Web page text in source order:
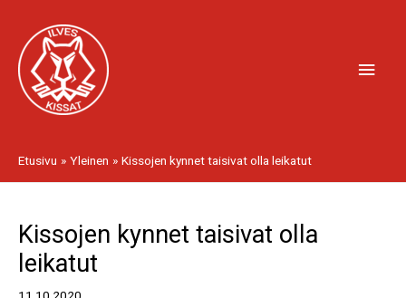
sisältöön
Etusivu Yleinen Kissojen kynnet taisivat olla leikatut
Kissojen kynnet taisivat olla
leikatut
selaus